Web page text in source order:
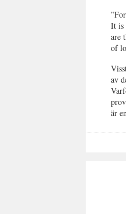
It is
are
of
av
är